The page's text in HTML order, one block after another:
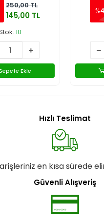
250,00 TL
145,00 TL
10
Ekle
Hızlı Teslimat
en kısa sürede
Güvenli Alışveriş